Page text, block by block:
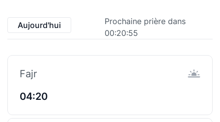
Aujourd'hui
Prochaine prière dans
00:20:55
Fajr
04:20